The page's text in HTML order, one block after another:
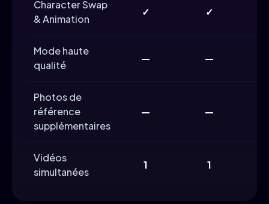
Character Swap
& Animation
✓ ✓
Mode haute
qualité
— —
Photos de
référence
supplémentaires
— —
Vidéos
simultanées
1 1